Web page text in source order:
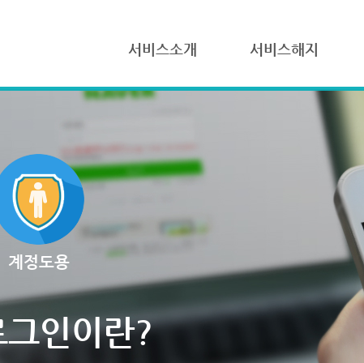
서비스소개 서비스해지
계정도용
인이란?